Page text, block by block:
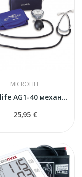
MICROLIFE
Microlife AG1-40 механический тонометр
25,95 €